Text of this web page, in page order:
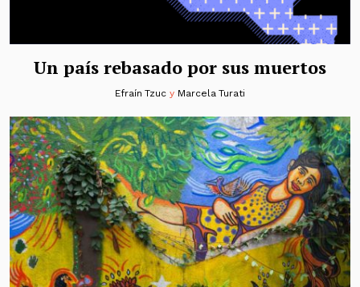
Un país rebasado por sus muertos
Efraín Tzuc y Marcela Turati